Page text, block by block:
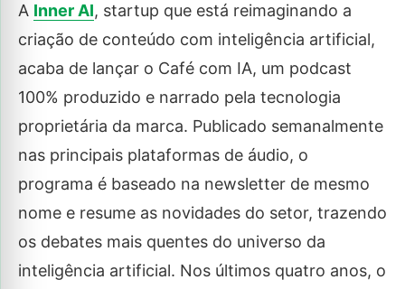
A Inner AI, startup que está reimaginando a
criação de conteúdo com inteligência artificial,
acaba de lançar o Café com IA, um podcast
100% produzido e narrado pela tecnologia
proprietária da marca. Publicado semanalmente
nas principais plataformas de áudio, o
programa é baseado na newsletter de mesmo
nome e resume as novidades do setor, trazendo
os debates mais quentes do universo da
inteligência artificial. Nos últimos quatro anos, o